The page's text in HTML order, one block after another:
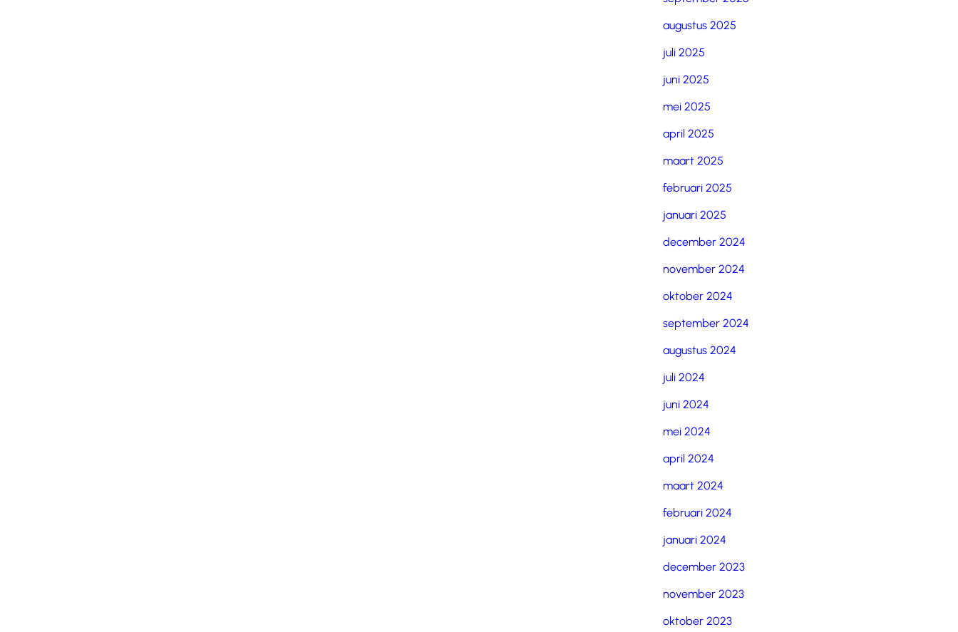
augustus 2025
juli 2025
juni 2025
mei 2025
april 2025
maart 2025
februari 2025
januari 2025
december 2024
november 2024
oktober 2024
september 2024
augustus 2024
juli 2024
juni 2024
mei 2024
april 2024
maart 2024
februari 2024
januari 2024
december 2023
november 2023
oktober 2023